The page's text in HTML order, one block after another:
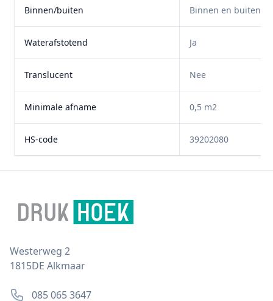
Binnen/buiten Binnen en buiten
Waterafstotend Ja
Translucent Nee
Minimale afname 0,5 m2
HS-code 39202080
Postal address
Westerweg 2
1815DE Alkmaar
Phone number
085 065 3647